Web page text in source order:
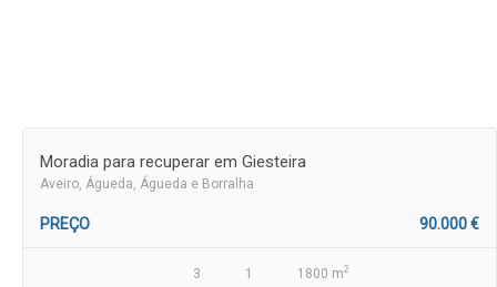
Moradia para recuperar em Giesteira
Aveiro , Águeda, Águeda e Borralha
PREÇO 90.000 €
3 1 1800 m2